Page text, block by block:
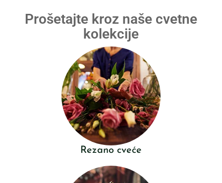
Prošetajte kroz naše cvetne
kolekcije
Rezano cveće